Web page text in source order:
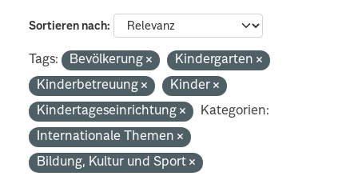
Sortieren nach
Tags: Bevölkerung
Kindergarten
Kinderbetreuung
Kinder
Kindertageseinrichtung
Kategorien:
Internationale Themen
Bildung, Kultur und Sport